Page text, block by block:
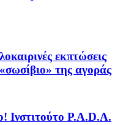
εκπτώσεις
της αγοράς
Ινστιτούτο P.A.D.A.